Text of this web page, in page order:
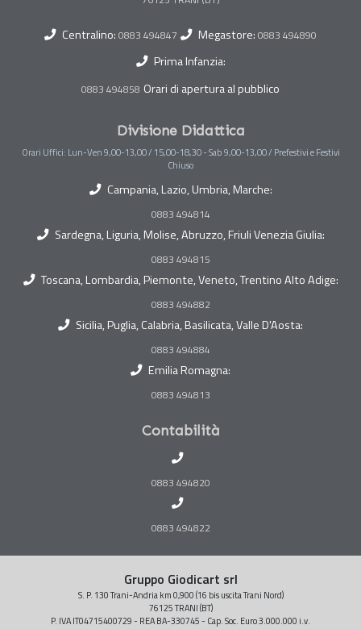
Centralino: 0883 494847 Megastore: 0883 494890
Prima Infanzia:
0883 494858 Orari di apertura al pubblico
Divisione Didattica
Orari Uffici: Lun-Ven 9,00-13,00 / 15,00-18,30 - Sab 9,00-13,00 / Prefestivi e Festivi
Chiuso
Campania, Lazio, Umbria, Marche:
0883 494814
Sardegna, Liguria, Molise, Abruzzo, Friuli Venezia Giulia:
0883 494815
Toscana, Lombardia, Piemonte, Veneto, Trentino Alto Adige:
0883 494882
Sicilia, Puglia, Calabria, Basilicata, Valle D'Aosta:
0883 494884
Emilia Romagna:
0883 494813
Contabilità
0883 494820
0883 494822
Gruppo Giodicart srl
S. P. 130 Trani-Andria km 0,900 (16 bis uscita Trani Nord)
76125 TRANI (BT)
P. IVA IT04715400729 - REA BA-330745 - Cap. Soc. Euro 3.000.000 i.v.